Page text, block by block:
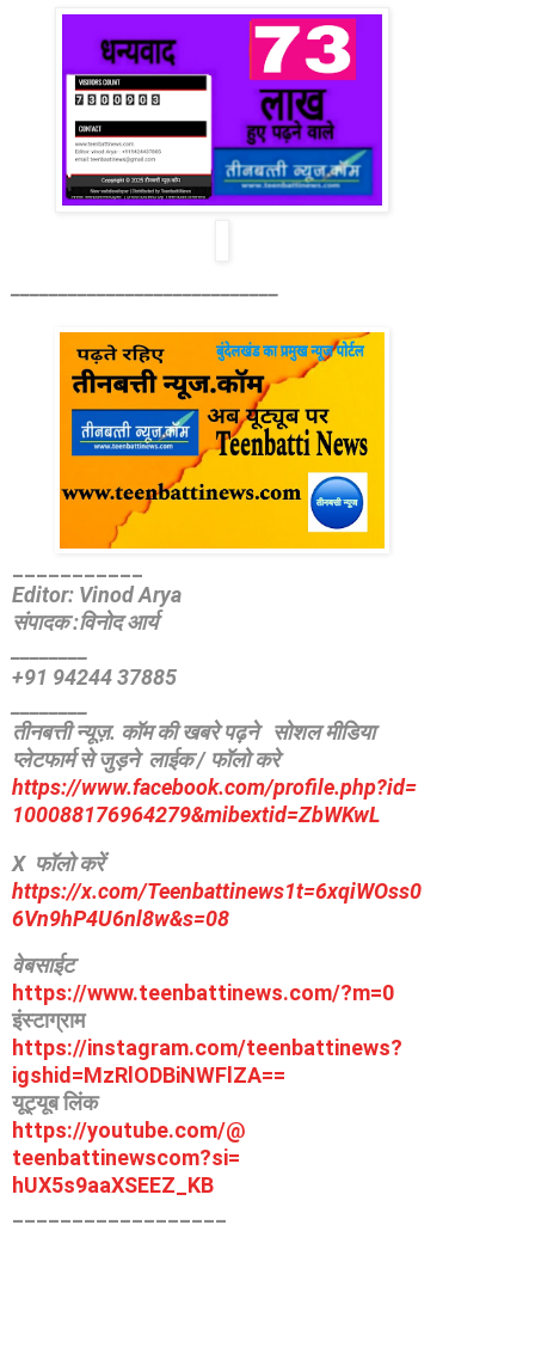
Editor: Vinod Arya
संपादक :विनोद आर्य
+91 94244 37885
तीनबत्ती न्यूज़. कॉम की खबरे पढ़नेसोशल मीडिया
प्लेटफार्म से जुड़ने लाईक / फॉलो करे
https://www.facebook.com/profile.php?id=
100088176964279&mibextid=ZbWKwL
X फॉलो करें
https://x.com/Teenbattinews1t=6xqiWOss0
6Vn9hP4U6nl8w&s=08
वेबसाईट
https://www.teenbattinews.com/?m=0
इंस्टाग्राम
https://instagram.com/teenbattinews?
igshid=MzRlODBiNWFlZA==
यूट्यूब लिंक
https://youtube.com/@
teenbattinewscom?si=
hUX5s9aaXSEEZ_KB